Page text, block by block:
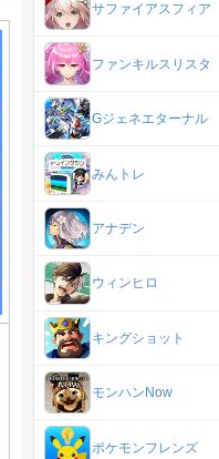
サファイアスフィア
ファンキルスリスタ
Gジェネエターナル
みんトレ
アナデン
ウィンヒロ
キングショット
モンハンNow
ポケモンフレンズ